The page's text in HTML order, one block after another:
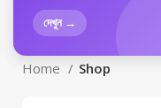
দেখুন →
Home Shop